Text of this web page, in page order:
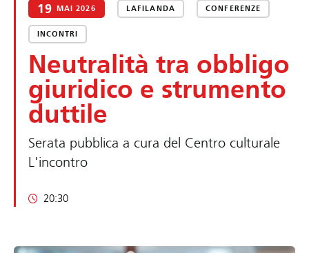
19 MAI 2026 LAFILANDA CONFERENZE
INCONTRI
Neutralità tra obbligo
giuridico e strumento
duttile
Serata pubblica a cura del Centro culturale
L'incontro
20:30